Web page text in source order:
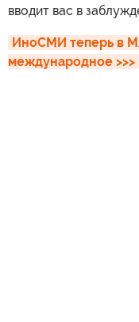
вводит вас в
ИноСМИ теперь в
международное >>>